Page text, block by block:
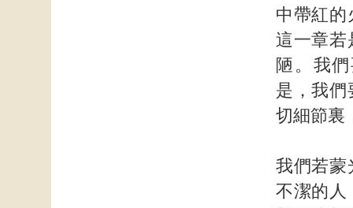
中帶紅的
這一章若
陋。我
是，我們
切細節裏
我們若蒙
不潔的人